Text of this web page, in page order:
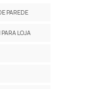
PAREDE
LOJA